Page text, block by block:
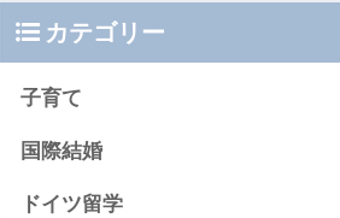
カテゴリー
子育て
国際結婚
ドイツ留学